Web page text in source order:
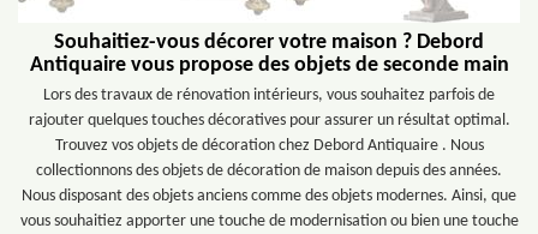
Souhaitiez-vous décorer votre maison ? Debord
Antiquaire vous propose des objets de seconde main
Lors des travaux de rénovation intérieurs, vous souhaitez parfois de
rajouter quelques touches décoratives pour assurer un résultat optimal.
Trouvez vos objets de décoration chez Debord Antiquaire . Nous
collectionnons des objets de décoration de maison depuis des années.
Nous disposant des objets anciens comme des objets modernes. Ainsi, que
vous souhaitiez apporter une touche de modernisation ou bien une touche